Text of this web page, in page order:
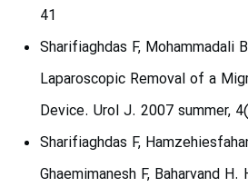
41
Sharifiaghdas F, Mohammadali
Laparoscopic Removal of a
Device. Urol J. 2007 summer,
Sharifiaghdas F,
Ghaemimanesh F, Baharvand